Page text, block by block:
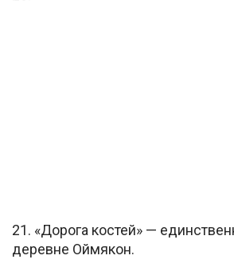
21. «Дорога костей» —
деревне Оймякон.